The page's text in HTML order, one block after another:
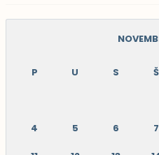
P U S Š
4 5 6 7